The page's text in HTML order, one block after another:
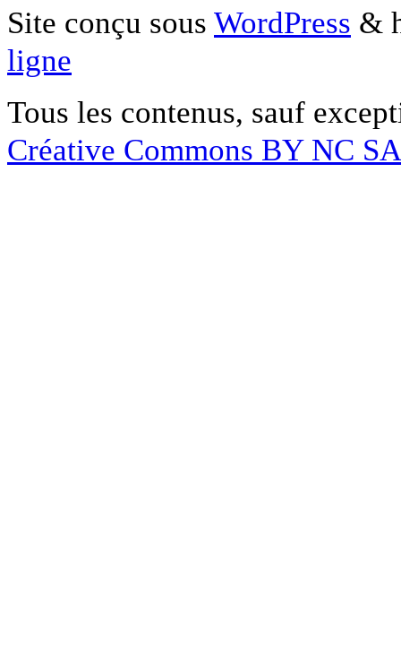
Site conçu sous WordPress &
ligne
Tous les contenus, sauf
Créative Commons BY NC SA